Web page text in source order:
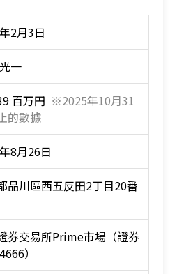
2月3日
一
百万円 ※2025年10月31
的數據
8月26日
品川區西五反田2丁目20番
券交易所Prime市場（證券
）